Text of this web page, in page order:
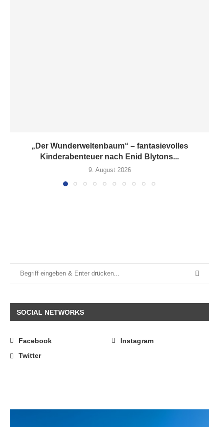
„Der Wunderweltenbaum“ – fantasievolles
Kinderabenteuer nach Enid Blytons...
9. August 2026
SOCIAL NETWORKS
Facebook
Instagram
Twitter